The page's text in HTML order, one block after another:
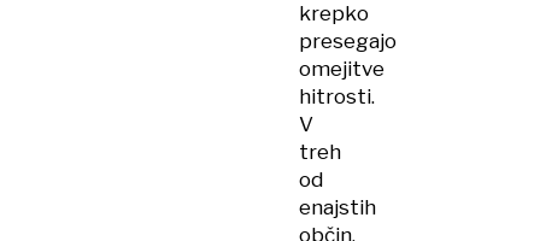
krepko
presegajo
omejitve
hitrosti.
V
treh
od
enajstih
občin,